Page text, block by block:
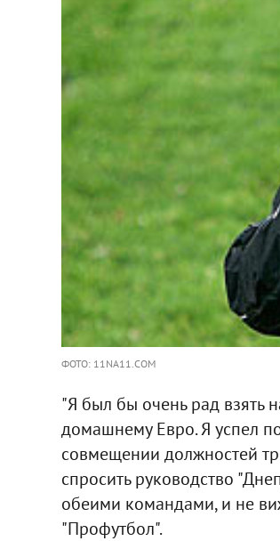
ФОТО: 11NA11.COM
"Я был бы очень рад взять
домашнему Евро. Я успел
совмещении должностей
спросить руководство
обеими командами, и не
"Профутбол".